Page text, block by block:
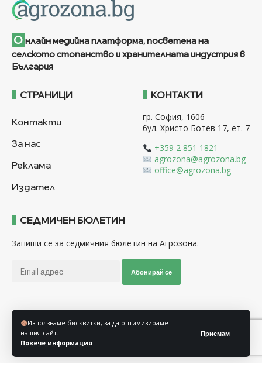
Използваме бисквитки, за да оптимизираме
нашия сайт.
Повече информация
Приемам
О нлайн медийна платформа, посветена на
селското стопанство и хранителната индустрия в
България
СТРАНИЦИ
Контакти
За нас
Реклама
Издател
КОНТАКТИ
гр. София, 1606
бул. Христо Ботев 17, ет. 7
+359 2 851 1821
agrozona@agrozona.bg
office@agrozona.bg
СЕДМИЧЕН БЮЛЕТИН
Запиши се за седмичния бюлетин на Агрозона.
Абонирай се
Последвайте ни